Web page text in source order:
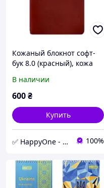
Кожаный блокнот софт-
бук 8.0 (красный), кожа
В наличии
600₴
Купить
✅ HappyOne - интернет-магазин оригинальных и полезных товаров 100%